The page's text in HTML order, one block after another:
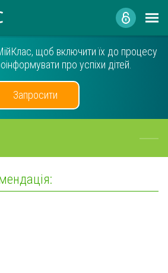
щоб включити їх до процесу
про успіхи дітей.
Запросити